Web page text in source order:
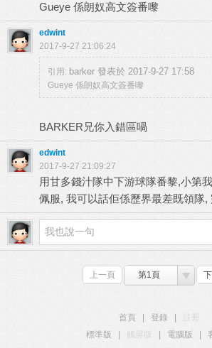
Gueye 係朗奴高文簽番嚟
edwint
2017-9-27 21:06:24
引用: barker 發表於 2017-9-27 17:58
Gueye 係朗奴高文簽番嚟
BARKER兄你入錯區喎
edwint
2017-9-27 21:09:27
用甘多錢汁隊中下游球隊番黎,小第
佩服, 我可以話佢係歷界最差既領隊,
上一頁 第1頁
首頁 登錄
標準版
觸屏版 電腦版